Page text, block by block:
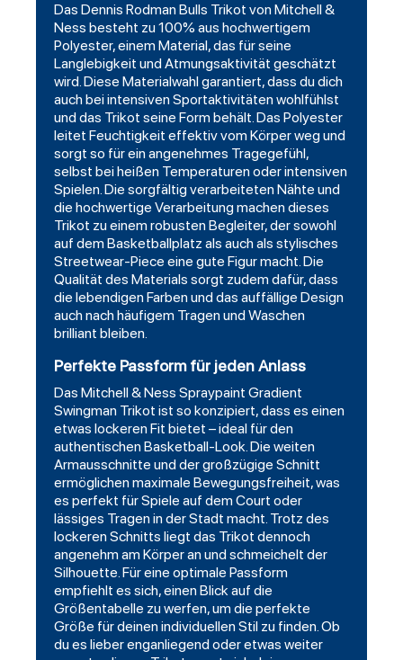
Das Dennis Rodman Bulls Trikot von Mitchell &
Ness besteht zu 100% aus hochwertigem
Polyester, einem Material, das für seine
Langlebigkeit und Atmungsaktivität geschätzt
wird. Diese Materialwahl garantiert, dass du dich
auch bei intensiven Sportaktivitäten wohlfühlst
und das Trikot seine Form behält. Das Polyester
leitet Feuchtigkeit effektiv vom Körper weg und
sorgt so für ein angenehmes Tragegefühl,
selbst bei heißen Temperaturen oder intensiven
Spielen. Die sorgfältig verarbeiteten Nähte und
die hochwertige Verarbeitung machen dieses
Trikot zu einem robusten Begleiter, der sowohl
auf dem Basketballplatz als auch als stylisches
Streetwear-Piece eine gute Figur macht. Die
Qualität des Materials sorgt zudem dafür, dass
die lebendigen Farben und das auffällige Design
auch nach häufigem Tragen und Waschen
brilliant bleiben.
Perfekte Passform für jeden Anlass
Das Mitchell & Ness Spraypaint Gradient
Swingman Trikot ist so konzipiert, dass es einen
etwas lockeren Fit bietet – ideal für den
authentischen Basketball-Look. Die weiten
Armausschnitte und der großzügige Schnitt
ermöglichen maximale Bewegungsfreiheit, was
es perfekt für Spiele auf dem Court oder
lässiges Tragen in der Stadt macht. Trotz des
lockeren Schnitts liegt das Trikot dennoch
angenehm am Körper an und schmeichelt der
Silhouette. Für eine optimale Passform
empfiehlt es sich, einen Blick auf die
Größentabelle zu werfen, um die perfekte
Größe für deinen individuellen Stil zu finden. Ob
du es lieber enganliegend oder etwas weiter